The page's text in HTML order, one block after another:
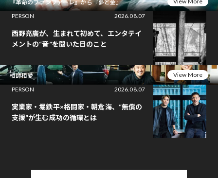
『革命のファンファーレ』から『夢と金』
PERSON
2026.08.07
西野亮廣が、生まれて初めて、エンタテイ
メントの“音”を聞いた日のこと
相師相愛
View More
PERSON
2026.08.07
実業家・堀鉄平×格闘家・朝倉海、“無償の
支援”が生む成功の循環とは